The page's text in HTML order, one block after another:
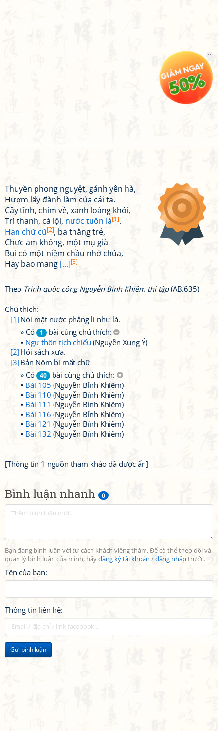
Bình luận nhanh 0
Bạn đang bình luận với tư cách khách viếng thăm. Để có thể theo dõi và
quản lý bình luận của mình, hãyđăng ký tài khoản /đăng nhậptrước.
Tên của bạn:
Thông tin liên hệ:
Gửi bình luận
Thuyền phong nguyệt, gánh yên hà,
Hượm lấy đành làm của cải ta.
Cây tĩnh, chim về, xanh loáng khói,
Trì thanh, cá lội, nước tuôn là[1].
Han chữ cũ[2], ba thằng trẻ,
Chực am không, một mụ già.
Bui có một niềm chầu nhớ chúa,
Hay bao mang [...][3]
Theo Trình quốc công Nguyễn Bỉnh Khiêm thi tập(AB.635).
Chú thích:
[1] Nói mặt nước phẳng lì như là.
» Có
1
bài cùng chú thích:
Ngư thôn tịch chiếu (Nguyễn Xung Ý)
[2] Hỏi sách xưa.
[3] Bản Nôm bị mất chữ.
» Có
40
bài cùng chú thích:
Bài 105 (Nguyễn Bỉnh Khiêm)
Bài 110 (Nguyễn Bỉnh Khiêm)
Bài 111 (Nguyễn Bỉnh Khiêm)
Bài 116 (Nguyễn Bỉnh Khiêm)
Bài 121 (Nguyễn Bỉnh Khiêm)
Bài 132 (Nguyễn Bỉnh Khiêm)
[Thông tin 1 nguồn tham khảo đã được ẩn]